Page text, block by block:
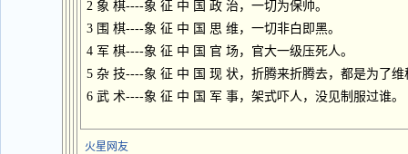
2 象 棋----象 征 中 国 政 治，一切为保帅。
3 围 棋----象 征 中 国 思 维，一切非白即黑。
4 军 棋----象 征 中 国 官 场，官大一级压死人。
5 杂 技----象 征 中 国 现 状，折腾来折腾去，都是为了维
6 武 术----象 征 中 国 军 事，架式吓人，没见制服过谁。
火星网友